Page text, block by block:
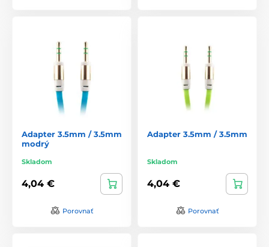
Adapter 3.5mm / 3.5mm
modrý
Skladom
4,04 €
Porovnať
Adapter 3.5mm / 3.5mm
Skladom
4,04 €
Porovnať